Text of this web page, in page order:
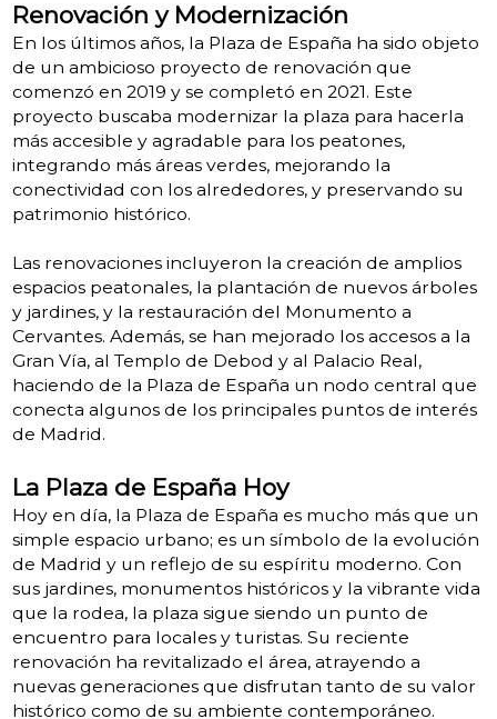
Renovación y Modernización
En los últimos años, la Plaza de España ha sido objeto
de un ambicioso proyecto de renovación que
comenzó en 2019 y se completó en 2021. Este
proyecto buscaba modernizar la plaza para hacerla
más accesible y agradable para los peatones,
integrando más áreas verdes, mejorando la
conectividad con los alrededores, y preservando su
patrimonio histórico.
Las renovaciones incluyeron la creación de amplios
espacios peatonales, la plantación de nuevos árboles
y jardines, y la restauración del Monumento a
Cervantes. Además, se han mejorado los accesos a la
Gran Vía, al Templo de Debod y al Palacio Real,
haciendo de la Plaza de España un nodo central que
conecta algunos de los principales puntos de interés
de Madrid.
La Plaza de España Hoy
Hoy en día, la Plaza de España es mucho más que un
simple espacio urbano; es un símbolo de la evolución
de Madrid y un reflejo de su espíritu moderno. Con
sus jardines, monumentos históricos y la vibrante vida
que la rodea, la plaza sigue siendo un punto de
encuentro para locales y turistas. Su reciente
renovación ha revitalizado el área, atrayendo a
nuevas generaciones que disfrutan tanto de su valor
histórico como de su ambiente contemporáneo.